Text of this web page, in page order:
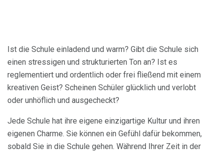
Ist die Schule einladend und warm? Gibt die Schule sich
einen stressigen und strukturierten Ton an? Ist es
reglementiert und ordentlich oder frei fließend mit einem
kreativen Geist? Scheinen Schüler glücklich und verlobt
oder unhöflich und ausgecheckt?
Jede Schule hat ihre eigene einzigartige Kultur und ihren
eigenen Charme. Sie können ein Gefühl dafür bekommen,
sobald Sie in die Schule gehen. Während Ihrer Zeit in der